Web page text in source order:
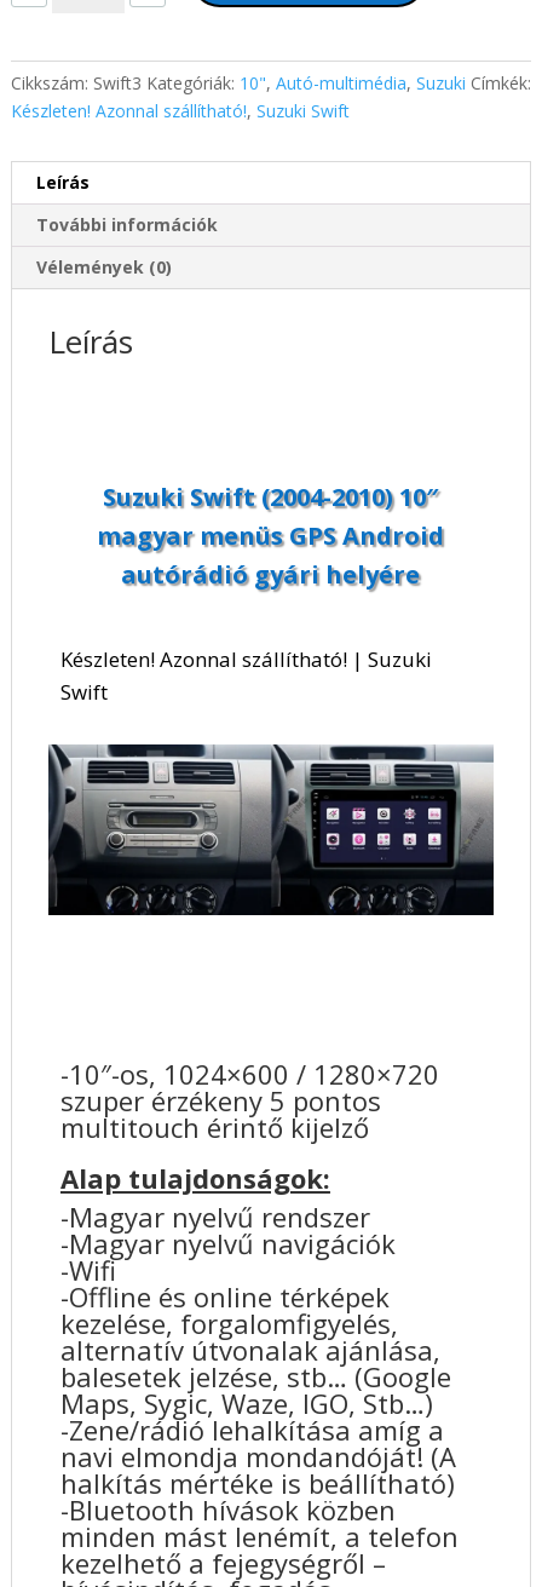
Android
autórádió
gyári
helyére
mennyiség
Cikkszám: Swift3 Kategóriák: 10", Autó-multimédia, Suzuki Címkék:
Készleten! Azonnal szállítható!, Suzuki Swift
Leírás
További információk
Vélemények (0)
Leírás
Suzuki Swift (2004-2010) 10″
magyar menüs GPS Android
autórádió gyári helyére
Készleten! Azonnal szállítható! | Suzuki
Swift
-10″-os, 1024×600 / 1280×720
szuper érzékeny 5 pontos
multitouch érintő kijelző
Alap tulajdonságok:
-Magyar nyelvű rendszer
-Magyar nyelvű navigációk
-Wifi
-Offline és online térképek
kezelése, forgalomfigyelés,
alternatív útvonalak ajánlása,
balesetek jelzése, stb… (Google
Maps, Sygic, Waze, IGO, Stb…)
-Zene/rádió lehalkítása amíg a
navi elmondja mondandóját! (A
halkítás mértéke is beállítható)
-Bluetooth hívások közben
minden mást lenémít, a telefon
kezelhető a fejegységről –